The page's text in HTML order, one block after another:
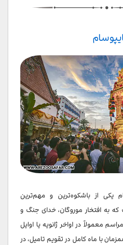
یکی از باشکوه‌ترین و مهم‌ترین
به افتخار موروگان، خدای جنگ و
معمولاً در اواخر ژانویه یا اوایل
ساعت و همزمان با ماه کامل در تقویم تامیل، در